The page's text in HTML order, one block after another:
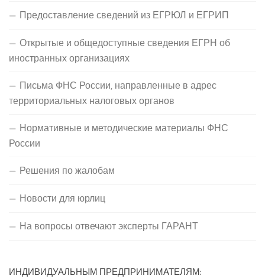
Предоставление сведений из ЕГРЮЛ и ЕГРИП
Открытые и общедоступные сведения ЕГРН об
иностранных организациях
Письма ФНС России, направленные в адрес
территориальных налоговых органов
Нормативные и методические материалы ФНС
России
Решения по жалобам
Новости для юрлиц
На вопросы отвечают эксперты ГАРАНТ
ИНДИВИДУАЛЬНЫМ ПРЕДПРИНИМАТЕЛЯМ: